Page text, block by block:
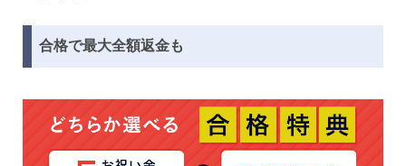
合格で最大全額返金も